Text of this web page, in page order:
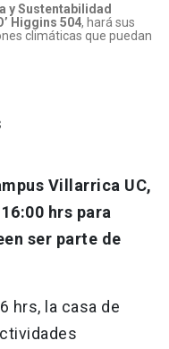
y Sustentabilidad
Higgins 504, hará sus
climáticas que puedan
Villarrica UC,
hrs para
ser parte de
hrs, la casa de